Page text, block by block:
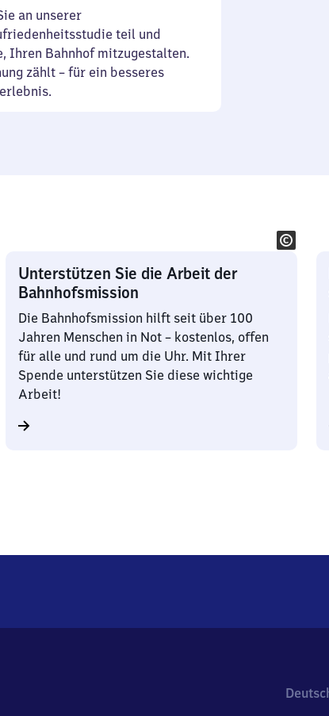
an unserer
teil und
Ihren Bahnhof mitzugestalten.
zählt – für ein besseres
Unterstützen Sie die Arbeit der
Bahnhofsmission
Die Bahnhofsmission hilft seit über 100
Jahren Menschen in Not – kostenlos, offen
für alle und rund um die Uhr. Mit Ihrer
Spende unterstützen Sie diese wichtige
Arbeit!